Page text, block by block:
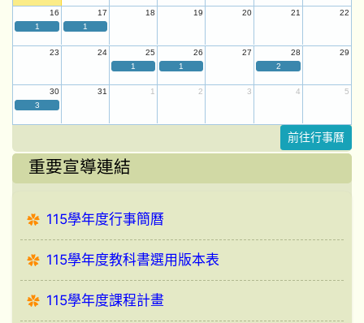
16 17 18 19 20 21
22
1
1
23 24 25 26 27 28
29
1
1 2
30 31 1 2 3 4
5
3
前往行事曆
重要宣導連結
115學年度行事簡曆
115學年度教科書選用版本表
115學年度課程計畫